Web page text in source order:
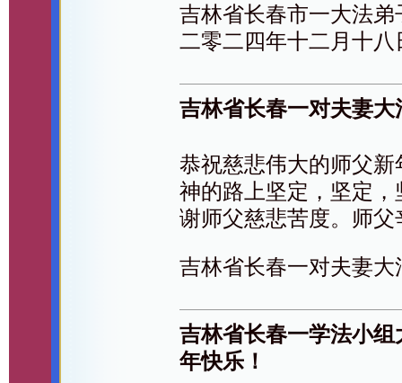
吉林省长春市一大法弟
二零二四年十二月十八
吉林省长春一对夫妻
恭祝慈悲伟大的师父
神的路上坚定，坚定
谢师父慈悲苦度。师
吉林省长春一对夫妻大
吉林省长春一学法小
年快乐！